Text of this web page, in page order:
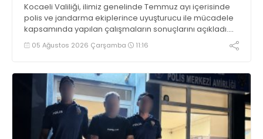
Kocaeli Valiliği, ilimiz genelinde Temmuz ayı içerisinde
polis ve jandarma ekiplerince uyuşturucu ile mücadele
kapsamında yapılan çalışmaların sonuçlarını açıkladı.
Çalışmalar sonucunda uyuşturucu ve uyarıcı madde
kullanan, ticaretini ve sevkiyatını yapan 44 şahıs
05 Ağustos 2026 Çarşamba 11:16